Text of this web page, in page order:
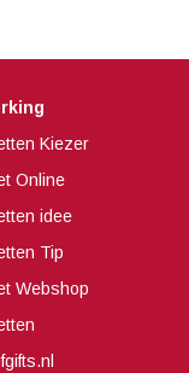
Kiezer
Online
idee
Tip
Webshop